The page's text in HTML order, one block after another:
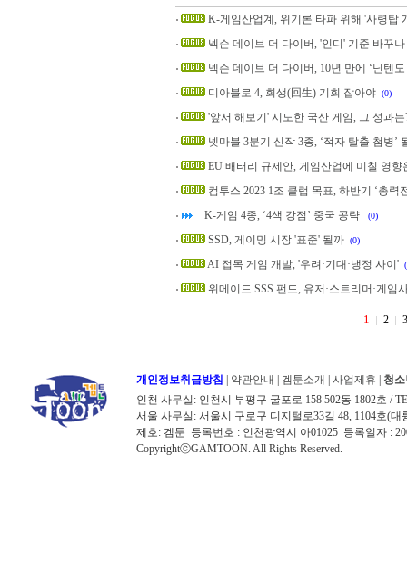
K-게임산업계, 위기론 타파 위해 '사령탑
넥슨 데이브 더 다이버, '인디' 기준 바꾸나
넥슨 데이브 더 다이버, 10년 만에 ‘닌텐도
디아블로 4, 회생(回生) 기회 잡아야 (0)
'앞서 해보기' 시도한 국산 게임, 그 성과는
넷마블 3분기 신작 3종, ‘적자 탈출 첨병’
EU 배터리 규제안, 게임산업에 미칠 영향
컴투스 2023 1조 클럽 목표, 하반기 ‘총력
K-게임 4종, ‘4색 강점’ 중국 공략
(0)
SSD, 게이밍 시장 '표준' 될까 (0)
AI 접목 게임 개발, '우려·기대·냉정 사이'
위메이드 SSS 펀드, 유저·스트리머·게임
1 2 3
개인정보취급방침 약관안내 겜툰소개 사업제휴
청
인천 사무실: 인천시 부평구 굴포로 158 502동 1802호 /
서울 사무실: 서울시 구로구 디지털로33길 48, 1104호(대
제호: 겜툰 등록번호 : 인천광역시 아01025 등록일자 :
CopyrightⓒGAMTOON. All Rights Reserved.